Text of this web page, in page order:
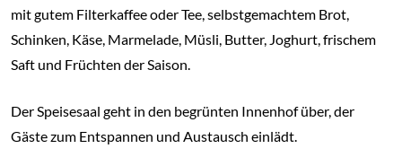
mit gutem Filterkaffee oder Tee, selbstgemachtem Brot,
Schinken, Käse, Marmelade, Müsli, Butter, Joghurt, frischem
Saft und Früchten der Saison.
Der Speisesaal geht in den begrünten Innenhof über, der
Gäste zum Entspannen und Austausch einlädt.